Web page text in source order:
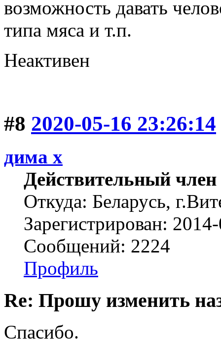
возможность давать
типа мяса и т.п.
Неактивен
#8 2020-05-16 23:26:14
дима х
Действительный член
Откуда: Беларусь,
Зарегистрирован:
Сообщений: 2224
Профиль
Re: Прошу изменить
Спасибо.